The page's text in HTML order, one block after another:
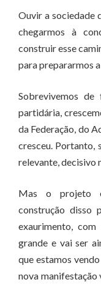
Ouvir a sociedade
chegarmos à
construir esse
para prepararmos
Sobrevivemos
partidária,
da Federação, do
cresceu. Portanto,
relevante, decisivo
Mas o projeto
construção disso
exaurimento,
grande e vai ser
que estamos
nova manifestação